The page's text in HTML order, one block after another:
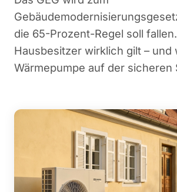
die 65-Prozent-Regel soll
Hausbesitzer wirklich gilt – und
Wärmepumpe auf der sicheren